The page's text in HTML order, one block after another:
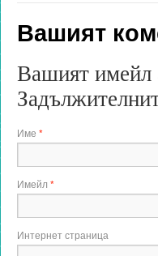
Вашият
Вашият имейл
Име *
Имейл *
Интернет страница